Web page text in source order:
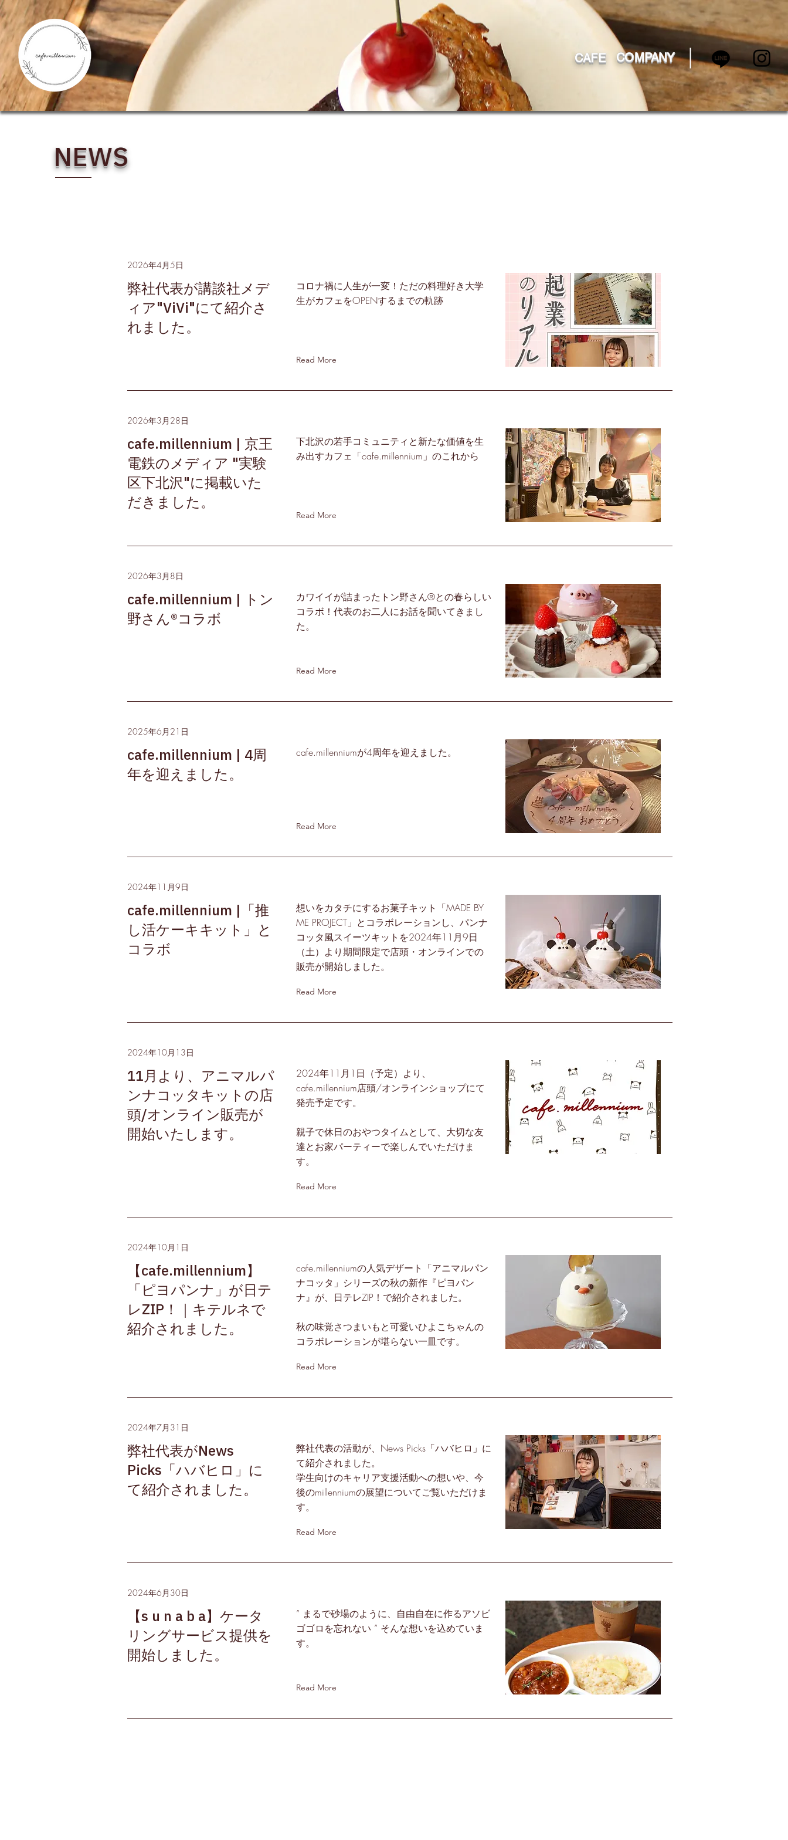
CAFE COMPANY
​NEWS
2026年4月5日
弊社代表が講談社メデ
ィア"ViVi"にて紹介さ
れました。
コロナ禍に人生が一変！ただの料理好き大学
生がカフェをOPENするまでの軌跡
Read More
2026年3月28日
cafe.millennium | 京王
電鉄のメディア "実験
区下北沢"に掲載いた
だきました。
下北沢の若手コミュニティと新たな価値を生
み出すカフェ「cafe.millennium」のこれから
Read More
2026年3月8日
cafe.millennium | トン
野さん®コラボ
カワイイが詰まったトン野さん®との春らしい
コラボ！代表のお二人にお話を聞いてきまし
た。
Read More
2025年6月21日
cafe.millennium | 4周
年を迎えました。
cafe.millenniumが4周年を迎えました。
Read More
2024年11月9日
cafe.millennium |「推
し活ケーキキット」と
コラボ
想いをカタチにするお菓子キット「MADE BY
ME PROJECT」とコラボレーションし、パンナ
コッタ風スイーツキットを2024年11月9日
（土）より期間限定で店頭・オンラインでの
販売が開始しました。
Read More
2024年10月13日
11月より、アニマルパ
ンナコッタキットの店
頭/オンライン販売が
開始いたします。
2024年11月1日（予定）より、
cafe.millennium店頭/オンラインショップにて
発売予定です。
親子で休日のおやつタイムとして、大切な友
達とお家パーティーで楽しんでいただけま
す。
Read More
2024年10月1日
【cafe.millennium】
「ピヨパンナ」が日テ
レZIP！｜キテルネで
紹介されました。
cafe.millenniumの人気デザート「アニマルパン
ナコッタ」シリーズの秋の新作『ピヨパン
ナ』が、日テレZIP！で紹介されました。
秋の味覚さつまいもと可愛いひよこちゃんの
コラボレーションが堪らない一皿です。
Read More
2024年7月31日
弊社代表がNews
Picks「ハバヒロ」に
て紹介されました。
弊社代表の活動が、News Picks「ハバヒロ」に
て紹介されました。
学生向けのキャリア支援活動への想いや、今
後のmillenniumの展望についてご覧いただけま
す。
Read More
2024年6月30日
【s u n a b a】ケータ
リングサービス提供を
開始しました。
” まるで砂場のように、自由自在に作るアソビ
ゴゴロを忘れない ” そんな想いを込めていま
す。
Read More